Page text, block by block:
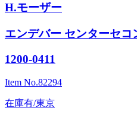
H.モーザー
エンデバー センターセコ
1200-0411
Item No.82294
在庫有/東京